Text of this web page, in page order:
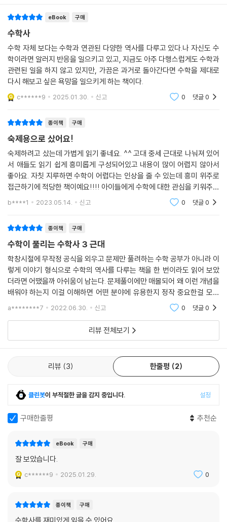
과정을 따라가다 보면, 수학적 논리가 촘촘해지는 동시에 비판적이고 창의
적인 문제 해결 능력이 절로 길러진다.
중고등 교육과정에 포함된 수학 개념들을 꽉 잡아주는 교양서
세 권으로 구성된 [수학이 풀리는 수학사]에는 현재 중고교 교과과정에서
가르치고 있는 여러 수학 개념이 포함되어 있다. 1 고대 편은 인류 문명이
태동하던 고대 시대의 수학을 다루고 있다. 수의 발달 과정부터 고대 이집
하는 증명과 법칙들을 탄생시킨 고대 그리스 학자들의 이야기까지 수학사
의 흥미진진한 이야기가 다채롭게 펼쳐진다.
2 중세 편에서는 중세 유럽을 중심으로 수학의 주요 개념이 형성되어 온 역
사의 현장을 자세히 살펴본다. 창궐하는 전염병을 막기 위해 통계학이 발
전했고, 상공업이 부흥한 르네상스 시대에는 상인들의 이익과 맞물려 3차
방정식과 그 계산법이 발명되는 등 수학 개념이 세분화되고 정교해졌다. 3
린 근대 수학의 위대한 성취를 소개한다. 천체 현상을 수학적으로 분석하
분이 발명되는 등 고차원적으로 발전해온 근대 수학의 여정을 살펴본다.
저자는 교과서에서는 볼 수 없는 수학의 숨은 이야기를 소개하며 독자들의
흥미를 자극할 뿐 아니라, 친절하고 자세한 설명을 통해 독자들이 중고교
과정에서 배우는 개념들을 완벽하게 이해하고 넘어갈 수 있도록 돕는다.
중학교 입학을 앞두고 있거나, 중학교에 다니는 독자들은 이 책을 읽으며
교과서에서 배울 내용을 재미있게 먼저 훑어볼 수 있을 것이다.
eBook 구매
수학사
수학 자체 보다는 수학과 연관된 다양한 역사를 다루고 있다.나 자신도 수
학이라면 알러지 반응을 일으키고 있고, 지금도 아주 다행스럽게도 수학과
관련된 일을 하지 않고 있지만, 가끔은 과거로 돌아간다면 수학을 제대로
다시 해보고 싶은 욕망을 일으키게 하는 책이다.
c******9 2025.01.30. 신고 0 댓글0
종이책 구매
숙제용으로 샀어요!
숙제하려고 샀는데 가볍게 읽기 좋네요. ^^ 고대 중세 근대로 나눠져 있어
서 애들도 읽기 쉽게 흥미롭게 구성되어있고 내용이 많이 어렵지 않아서
좋아요. 자칫 지루하면 수학이 어렵다는 인상을 줄 수 있는데 흥미 위주로
접근하기에 적당한 책이예요!!!! 아이들에게 수학에 대한 관심을 키워주기
에 좋은 책이라 초등 고학년이나 증등학생들이 읽기에 좋을것 같아요.
b****1 2023.05.14. 신고 0 댓글0
종이책 구매
수학이 풀리는 수학사 3 근대
학창시절에 무작정 공식을 외우고 문제만 풀려하는 수학 공부가 아니라 이
렇게 이야기 형식으로 수학의 역사를 다루는 책을 한 번이라도 읽어 보았
더라면 어땠을까 아쉬움이 남는다. 문제풀이에만 매몰되어 왜 이런 개념을
배워야 하는지 이걸 이해하면 어떤 분야에 유용한지 정작 중요한걸 모른
채 덮어놓고 무작정 덤벼든 내 자신이 지금 생각해 보면 너무 무모하고 안
a********7 2022.06.30. 신고 0 댓글0
리뷰 전체보기
리뷰 3 한줄평 2
클린봇이 부적절한 글을 감지 중입니다. 설정
구매한줄평 추천순
eBook 구매
잘 보았습니다.
c******9 2025.01.29. 0
종이책 구매